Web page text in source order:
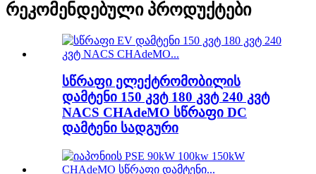
რეკომენდებული პროდუქტები
სწრაფი ელექტრომობილის
დამტენი 150 კვტ 180 კვტ 240 კვტ
NACS CHAdeMO სწრაფი DC
დამტენი სადგური